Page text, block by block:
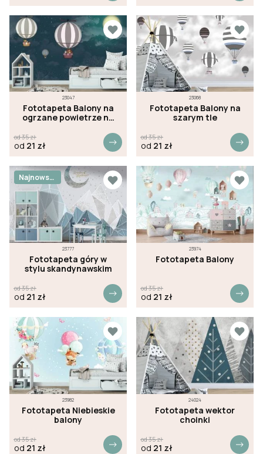
23047
Fototapeta Balony na
ogrzane powietrze na
od35zł
od 21 zł
23068
Fototapeta Balony na
szarym tle
od35zł
od 21 zł
23777
Fototapeta góry w
stylu skandynawskim
Najnowsz
e
od35zł
od 21 zł
23974
Fototapeta Balony
od35zł
od 21 zł
23982
Fototapeta Niebieskie
balony
od35zł
od 21 zł
24024
Fototapeta wektor
choinki
od35zł
od 21 zł